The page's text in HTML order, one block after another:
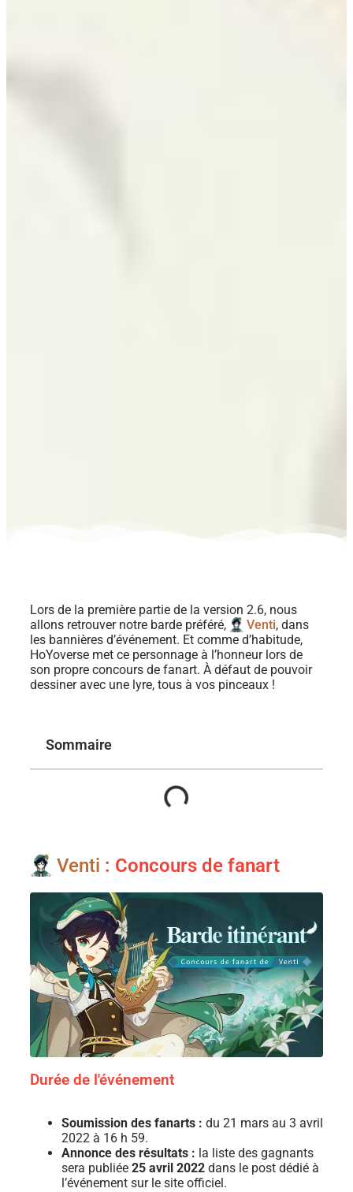
Lors de la première partie de la version 2.6, nous
allons retrouver notre barde préféré,
Venti, dans
les bannières d’événement. Et comme d’habitude,
HoYoverse met ce personnage à l’honneur lors de
son propre concours de fanart. À défaut de pouvoir
dessiner avec une lyre, tous à vos pinceaux !
Sommaire
Venti : Concours de fanart
Durée de l'événement
Soumission des fanarts : du 21 mars au 3 avril
2022 à 16 h 59.
Annonce des résultats : la liste des gagnants
sera publiée 25 avril 2022 dans le post dédié à
l’événement sur le site officiel.